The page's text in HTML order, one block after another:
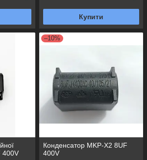
Купити
400V
–10%
Конденсатор MKP-X2 8UF
400V